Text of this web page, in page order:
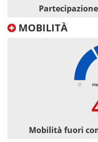
MOBILITÀ
0
Mobilità fuori